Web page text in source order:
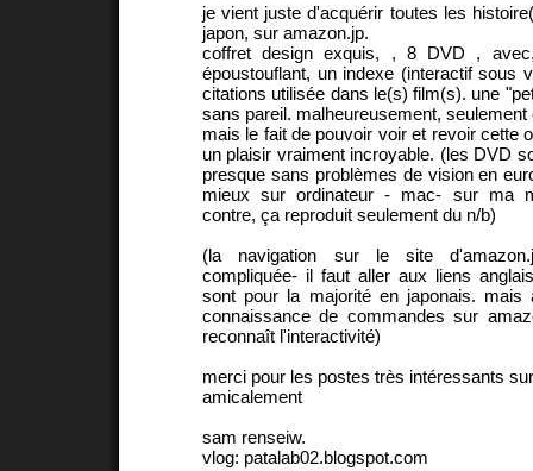
je vient juste d'acquérir toutes les
japon, sur amazon.jp.
coffret design exquis, , 8 DVD ,
époustouflant, un indexe (interactif sous
citations utilisée dans le(s) film(s). une
sans pareil. malheureusement, seulement
mais le fait de pouvoir voir et revoir cette
un plaisir vraiment incroyable. (les DVD
presque sans problèmes de vision en
mieux sur ordinateur - mac- sur ma
contre, ça reproduit seulement du n/b)
(la navigation sur le site
compliquée- il faut aller aux liens
sont pour la majorité en japonais. mais
connaissance de commandes sur
reconnaît l'interactivité)
merci pour les postes très intéressants
amicalement
sam renseiw.
vlog: patalab02.blogspot.com